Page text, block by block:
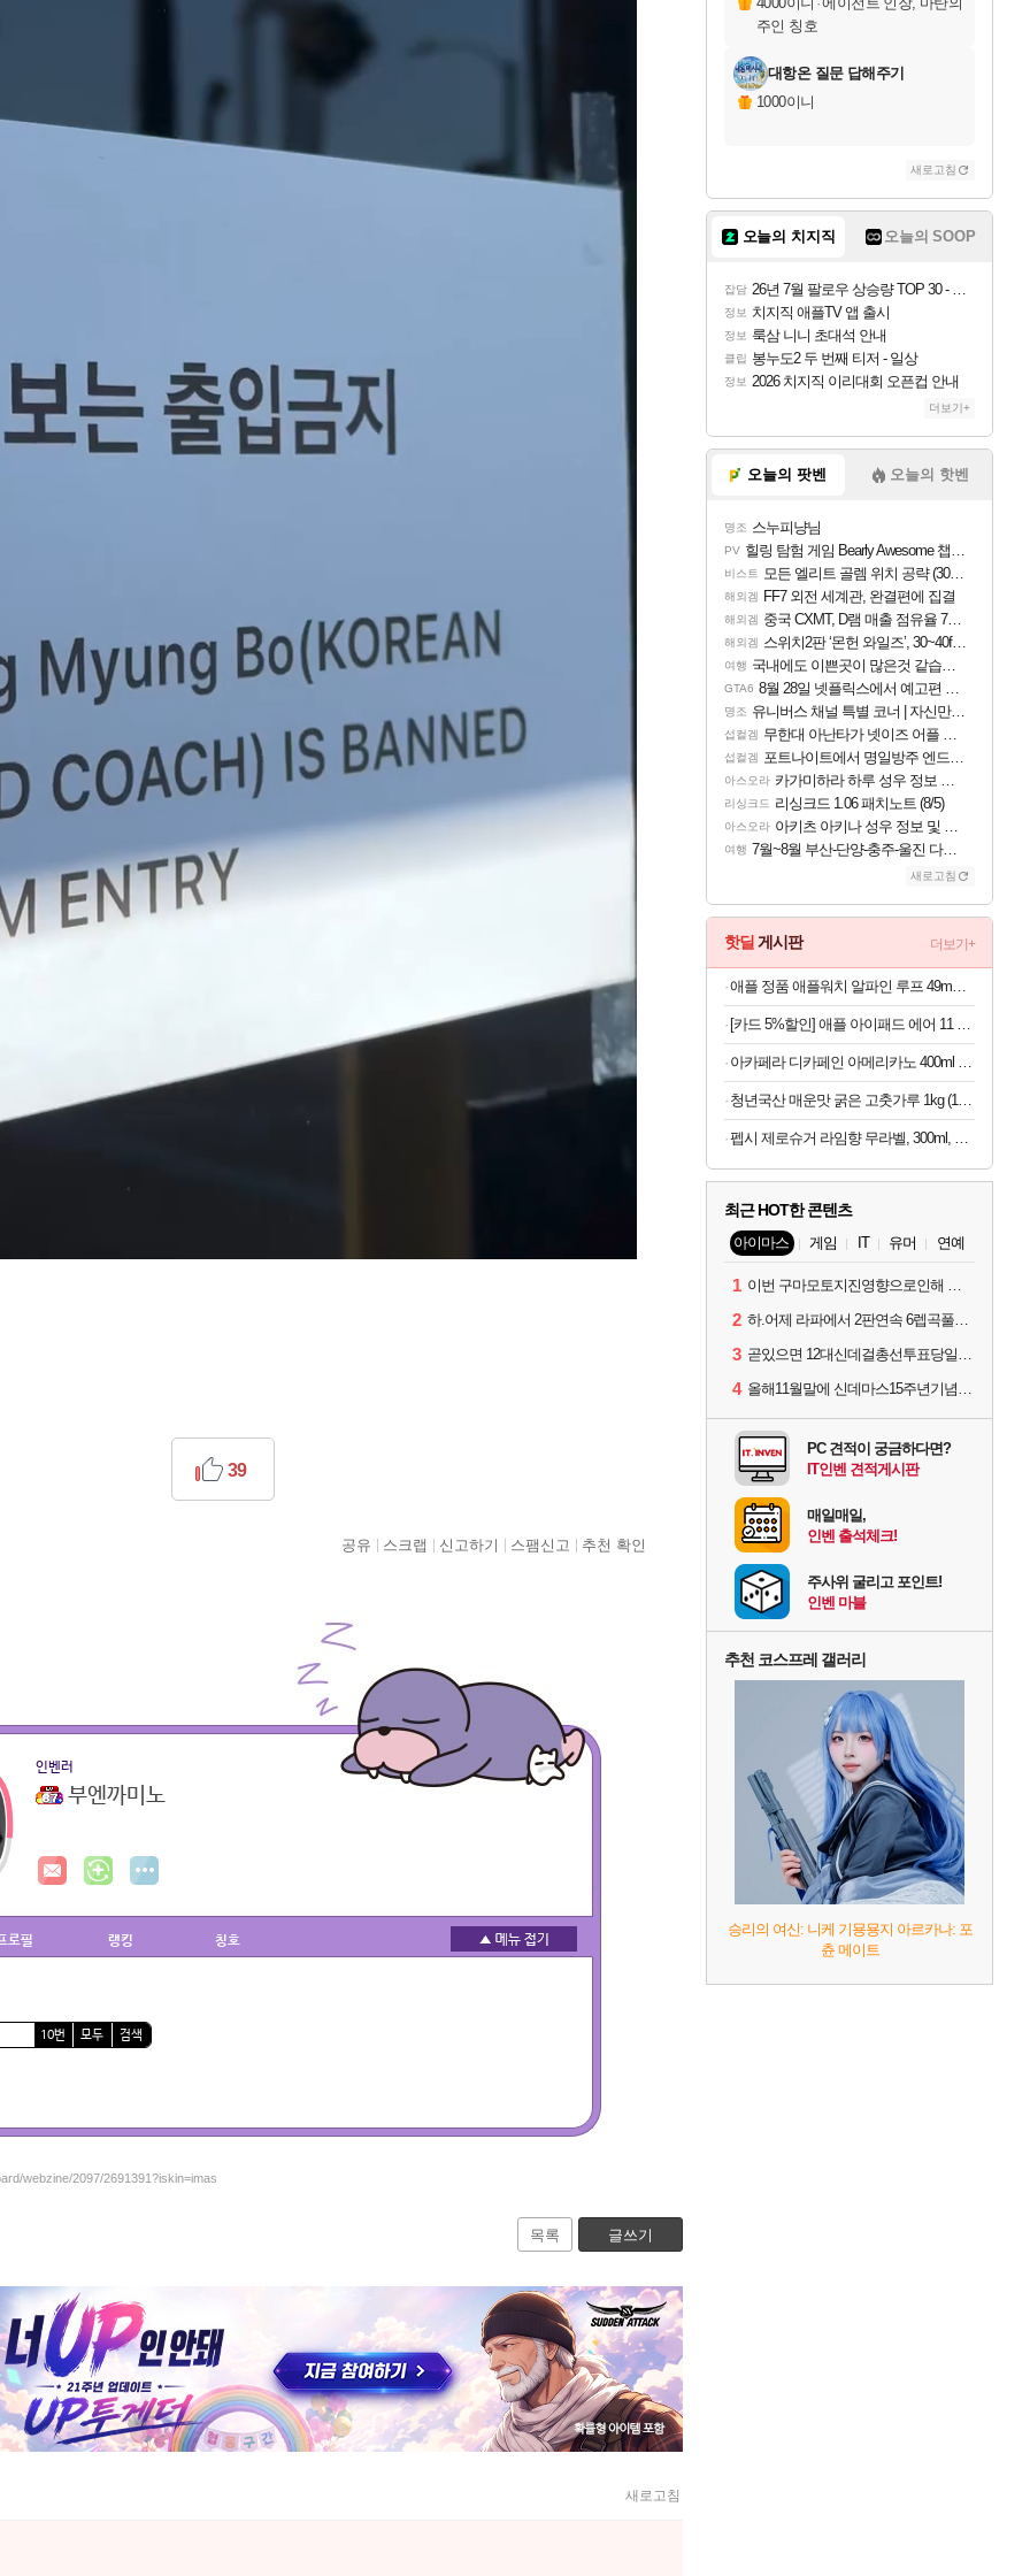
39
공유 스크랩 신고하기 스팸신고 추천 확인
인벤러
부엔까미노
로필 랭킹 칭호
10번 모두 검색
webzine/2097/2691391?iskin=imas
목록 글쓰기
새로고침
주인 칭호
대항온 질문 답해주기
1000이니
새로고침
오늘의 치지직 오늘의 SOOP
잡담 26년 7월 팔로우 상승량 TOP 30 - 월간 치지직
정보 치지직 애플TV 앱 출시
정보 룩삼 니니 초대석 안내
클립 봉누도2 두 번째 티저 - 일상
정보 2026 치지직 이리대회 오픈컵 안내
더보기+
오늘의 팟벤 오늘의 핫벤
명조 스누피냥님
PV 힐링 탐험 게임 Bearly Awesome 챕터 1 트레일러
비스트 모든 엘리트 골렘 위치 공략 (30개) - 방랑 결투가
해외겜 FF7 외전 세계관, 완결편에 집결
해외겜 중국 CXMT, D램 매출 점유율 7%…글로벌 4위로 부상
해외겜 스위치2판 ‘몬헌 와일즈’, 30~40fps 목표 추정
여행 국내에도 이쁜곳이 많은것 같습니다
GTA6 8월 28일 넷플릭스에서 예고편 공개 예정
명조 유니버스 채널 특별 코너 | 자신만의 스타일
섭컬겜 무한대 아난타가 넷이즈 어플 달력에 일정 등록
섭컬겜 포트나이트에서 명일방주 엔드필드 [펠리카] 판매 예정
아스오라 카가미하라 하루 성우 정보 및 주요 필모
리싱크드 리싱크드 1.06 패치노트 (8/5)
아스오라 아키츠 아키나 성우 정보 및 주요 필모
여행 7월~8월 부산-단양-충주-울진 다녀왔어요~
새로고침
핫딜 게시판 더보기+
애플 정품 애플워치 알파인 루프 49mm 블랙 티타늄 마감, M, 라이트 블루
[카드 5%할인] 애플 아이패드 에어 11 M4 WiFi 스페이스 그레이, 128GB, WiFi전용
아카페라 디카페인 아메리카노 400ml x 20개 (1개당 1,055원)
청년국산 매운맛 굵은 고춧가루 1kg (100g당 2,280원)
펩시 제로슈거 라임향 무라벨, 300ml, 20개
최근 HOT한 콘텐츠
아이마스 게임 IT 유머 연예
1 이번 구마모토지진영향으로인해 아이돌 커뮤니케이션 매일 게시물이 중단된다고하네요ㅠ
2 하.어제 라파에서 2판연속 6렙곡풀콤못했네요.
3 곧있으면 12대신데걸총선투표당일이네요.
4 올해11월말에 신데마스15주년기념 라이브를 하네요
PC 견적이 궁금하다면?
IT인벤 견적게시판
매일매일,
인벤 출석체크!
주사위 굴리고 포인트!
인벤 마블
추천 코스프레 갤러리
승리의 여신: 니케 기묭묭지 아르카나: 포
츈 메이트